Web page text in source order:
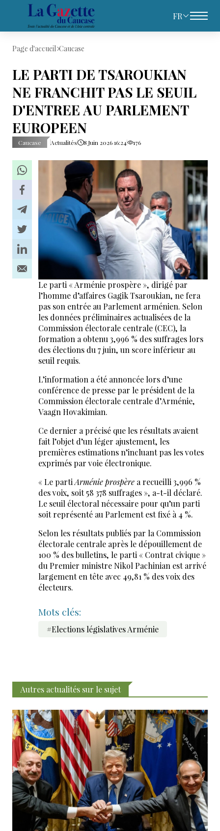
FR
Page d'accueil Caucase
LE PARTI DE TSAROUKIAN
NE FRANCHIT PAS LE SEUIL
D'ENTREE AU PARLEMENT
EUROPEEN
Caucase Actualités 8 Juin 2026 16:24 176
Le parti « Arménie prospère », dirigé par
l’homme d’affaires Gagik Tsaroukian, ne fera
pas son entrée au Parlement arménien. Selon
les données préliminaires actualisées de la
Commission électorale centrale (CEC), la
formation a obtenu 3,996 % des suffrages lors
des élections du 7 juin, un score inférieur au
seuil requis.
L’information a été annoncée lors d’une
conférence de presse par le président de la
Commission électorale centrale d’Arménie,
Vaagn Hovakimian.
Ce dernier a précisé que les résultats avaient
fait l’objet d’un léger ajustement, les
premières estimations n’incluant pas les votes
exprimés par voie électronique.
« Le partiArménie prospèrea recueilli 3,996 %
des voix, soit 58 378 suffrages », a-t-il déclaré.
Le seuil électoral nécessaire pour qu’un parti
soit représenté au Parlement est fixé à 4 %.
Selon les résultats publiés par la Commission
électorale centrale après le dépouillement de
100 % des bulletins, le parti « Contrat civique »
du Premier ministre Nikol Pachinian est arrivé
largement en tête avec 49,81 % des voix des
électeurs.
Mots clés:
#Elections législatives Arménie
Autres actualités sur le sujet